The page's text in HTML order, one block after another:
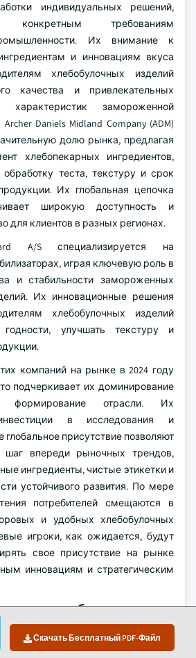
Скачать Бесплатный PDF-Файл
индивидуальных решений,
конкретным требованиям
Их внимание к
и инновациям вкуса
хлебобулочных изделий
качества и привлекательных
характеристик замороженной
Daniels Midland Company (ADM)
долю рынка, предлагая
хлебопекарных ингредиентов,
теста, текстуру и срок
Их глобальная цепочка
широкую доступность и
для клиентов в разных регионах.
A/S специализируется на
играя ключевую роль в
и стабильности замороженных
Их инновационные решения
хлебобулочных изделий
улучшать текстуру и
компаний на рынке в 2024 году
подчеркивает их доминирование
отрасли. Их
инвестиции в исследования и
глобальное присутствие позволяют
шаг впереди рыночных трендов,
ингредиенты, чистые этикетки и
устойчивого развития. По мере
потребителей смещаются в
и удобных хлебобулочных
игроки, как ожидается, будут
свое присутствие на рынке
инновациям и стратегическим
рынке добавок для
изделий
на рынке добавок для